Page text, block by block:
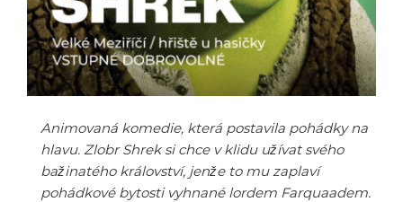
Animovaná komedie, která postavila pohádky na
hlavu. Zlobr Shrek si chce v klidu užívat svého
bažinatého království, jenže to mu zaplaví
pohádkové bytosti vyhnané lordem Farquaadem.